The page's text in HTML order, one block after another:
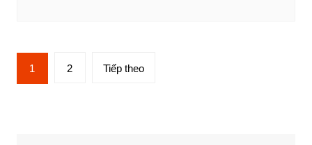
Điều
hướng
1 2 Tiếp theo